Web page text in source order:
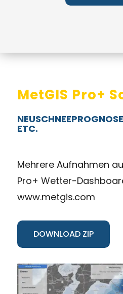
MetGIS Pro+
ETC.
Mehrere Aufnahmen
Pro+ Wetter-
www.metgis.com
DOWNLOAD ZIP